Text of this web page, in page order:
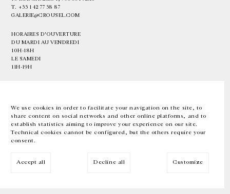
We use cookies in order to facilitate your navigation on the site, to
share content on social networks and other online platforms, and to
establish statistics aiming to improve your experience on our site.
Technical cookies cannot be configured, but the others require your
consent.
Accept all Decline all Customize
T. +33 1 42 77 38 87
GALERIE@CROUSEL.COM
HORAIRES D'OUVERTURE
DU MARDI AU VENDREDI
10H-18H
LE SAMEDI
11H-19H
EN FR 中文 Facebook Instagram
Inscrivez-vous à notre newsletter